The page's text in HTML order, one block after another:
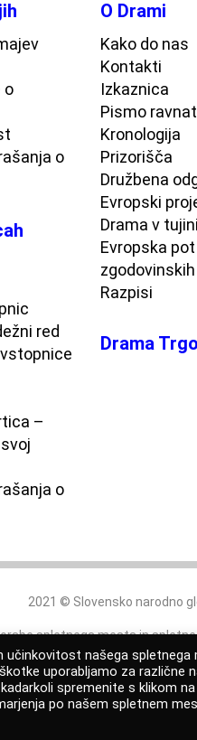
o
o
red
–
o
O Drami
Kako do nas
Kontakti
Izkaznica
Pismo
Kronologija
Prizorišča
Družbena
Evropski
Drama v tujini
Evropska pot
Razpisi
Drama
2021 © Slovensko narodno
spletnega mestain
o dostopnosti
Prijava po
našega
uporabljamo za različne
spremenite s klikom
po našem spletnem